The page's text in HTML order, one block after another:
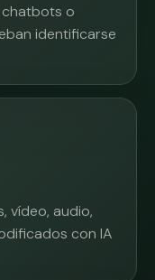
chatbots o
identificarse
vídeo, audio,
con IA